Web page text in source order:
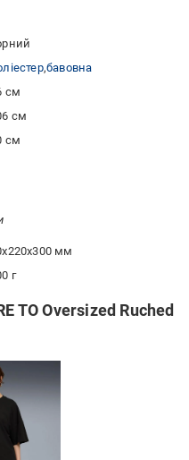
бавовна
см
см
см
мм
г
TO Oversized Ruched